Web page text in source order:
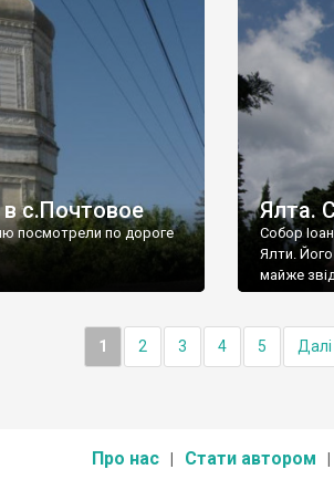
с.Почтовое
посмотрели по дороге
Ялта.
Собор
Ялти. Його
майже
1 2 3 4 5 Далі
Про нас Стати автором